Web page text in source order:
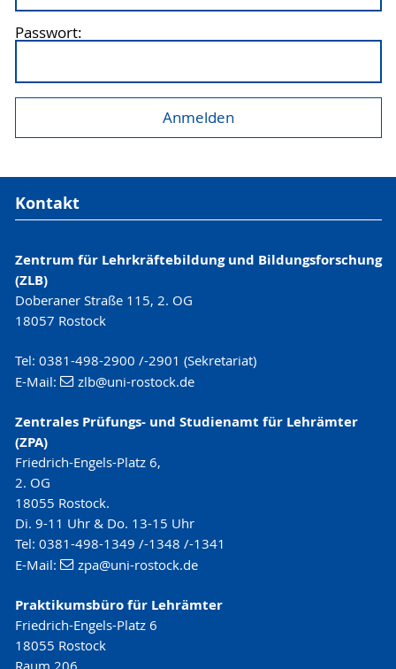
Passwort:
Kontakt
Zentrum für Lehrkräftebildung und Bildungsforschung
(ZLB)
Doberaner Straße 115, 2. OG
18057 Rostock
Tel: 0381-498-2900 /-2901 (Sekretariat)
E-Mail:
zlb@uni-rostock.de
Zentrales Prüfungs- und Studienamt für Lehrämter
(ZPA)
Friedrich-Engels-Platz 6,
2. OG
18055 Rostock.
Di. 9-11 Uhr & Do. 13-15 Uhr
Tel: 0381-498-1349 /-1348 /-1341
E-Mail:
zpa@uni-rostock.de
Praktikumsbüro für Lehrämter
Friedrich-Engels-Platz 6
18055 Rostock